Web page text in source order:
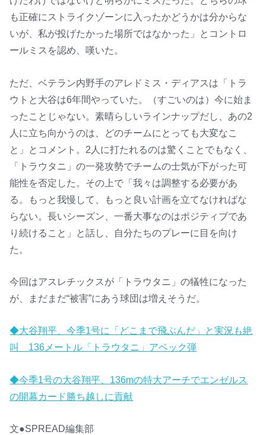
も正確にストライクゾーンに入ったかどうかは分からな
いが、私が投げたかった場所ではなかった」とコントロ
ールミスを認め、嘆いた。
ただ、ベテラン内野手のアレドミス・ディアスは「トラ
ウトと大谷は6年間やっていた。（すごいのは）今に始ま
ったことじゃない。素晴らしいラインナップだし、あの2
人に立ち向かうのは、どのチームにとっても大変なこ
と」とコメント。2人に打たれるのは驚くことでもなく、
「トラウタニ」の一発攻勢でチームの士気が下がった可
能性を否定した。その上で「我々は調整する必要があ
る。もっと我慢して、もっと良い計画を立てなければな
らない。長いシーズン、一番大事なのはポジティブであ
り続けること」と話し、自分たちのプレーに目を向け
た。
今回はアスレチックスが「トラウタニ」の犠牲になった
が、まだまだ“被害”にあう球団は増えそうだ。
◆大谷翔平、今季1号に「どこまで飛ぶんだ」と実況も絶
叫 136メートル「トラウタニ」アベック弾
◆今季1号の大谷翔平、136mの特大アーチでエンゼルス
の開幕カード勝ち越しに貢献
文●SPREAD編集部